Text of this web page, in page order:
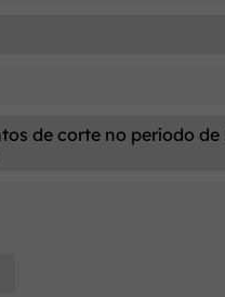
de corte no período de